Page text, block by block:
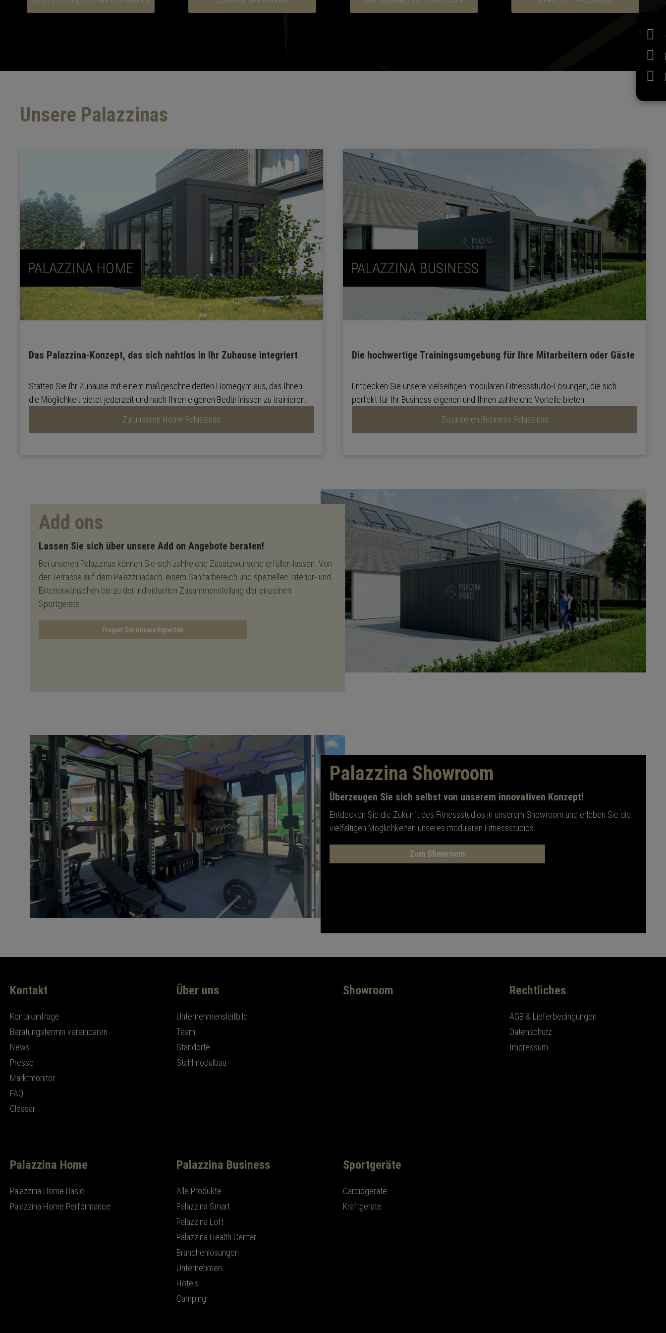
Unsere Palazzinas
PALAZZINA HOME
Das Palazzina-Konzept, das sich nahtlos in Ihr Zuhause integriert
Statten Sie Ihr Zuhause mit einem maßgeschneiderten Homegym aus, das Ihnen
die Möglichkeit bietet jederzeit und nach Ihren eigenen Bedürfnissen zu trainieren.
Zu unseren Home Palazzinas
PALAZZINA BUSINESS
Die hochwertige Trainingsumgebung für Ihre Mitarbeitern oder Gäste
Entdecken Sie unsere vielseitigen modularen Fitnessstudio-Lösungen, die sich
perfekt für Ihr Business eigenen und Ihnen zahlreiche Vorteile bieten.
Zu unseren Business Palazzinas
Add ons
Lassen Sie sich über unsere Add on Angebote beraten!
Bei unseren Palazzinas können Sie sich zahlreiche Zusatzwünsche erfüllen lassen. Von
der Terrasse auf dem Palazzinadach, einem Sanitärbereich und speziellen Interior- und
Exteriorwünschen bis zu der individuellen Zusammenstellung der einzelnen
Sportgeräte.
Fragen Sie unsere Experten
Palazzina Showroom
Überzeugen Sie sich selbst von unserem innovativen Konzept!
Entdecken Sie die Zukunft des Fitnessstudios in unserem Showroom und erleben Sie die
vielfältigen Möglichkeiten unseres modularen Fitnessstudios.
Zum Showroom
Kontakt
Kontakanfrage
Beratungstermin vereinbaren
News
Presse
Marktmonitor
FAQ
Glossar
Über uns
Unternehmensleitbild
Team
Standorte
Stahlmodulbau
Showroom Rechtliches
AGB & Lieferbedingungen
Datenschutz
Impressum
Palazzina Home
Palazzina Home Basic
Palazzina Home Performance
Palazzina Business
Alle Produkte
Palazzina Smart
Palazzina Loft
Palazzina Health Center
Branchenlösungen
Unternehmen
Hotels
Camping
Sportgeräte
Cardiogeräte
Kraftgeräte